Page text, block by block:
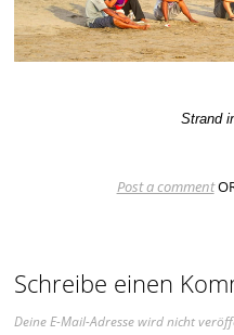
Strand
Post a comment
Schreibe einen
Deine E-Mail-Adresse wird nicht